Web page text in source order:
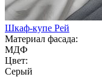
Шкаф-купе Рей
Материал фасада:
МДФ
Цвет:
Серый